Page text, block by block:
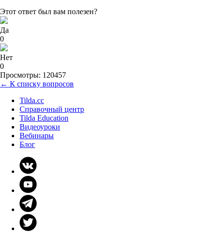
Этот ответ был вам полезен?
Да
0
Нет
0
Просмотры: 120457
← К списку вопросов
Tilda.cc
Справочный центр
Tilda Education
Видеоуроки
Вебинары
Блог